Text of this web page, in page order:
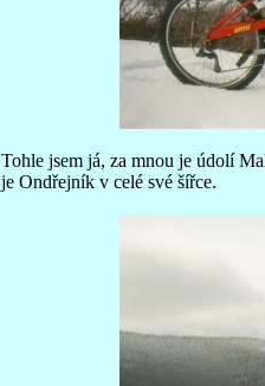
Tohle jsem já, za mnou je údolí
je Ondřejník v celé své šířce.